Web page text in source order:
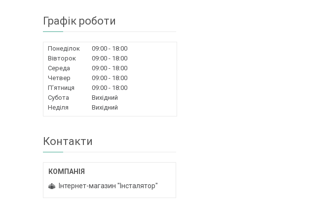
Графік роботи
Понеділок 09:00
18:00
Вівторок
09:00
18:00
Середа
09:00
18:00
Четвер
09:00
18:00
Пʼятниця
09:00
18:00
Субота
Вихідний
Неділя
Вихідний
Контакти
Інтернет-магазин "Інсталятор"